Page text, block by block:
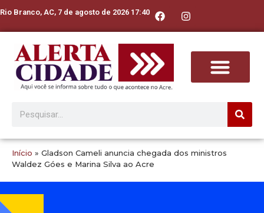
Rio Branco, AC, 7 de agosto de 2026 17:40
Início » Gladson Cameli anuncia chegada dos ministros
Waldez Góes e Marina Silva ao Acre